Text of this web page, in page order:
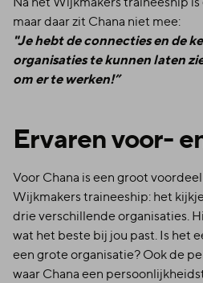
maar daar zit Chana niet mee:
"Je hebt de connecties en de
organisaties te kunnen laten
om er te werken!”
Ervaren voor-
Voor Chana is een groot
Wijkmakers traineeship: het
drie verschillende organisaties.
wat het beste bij jou past. Is het
een grote organisatie? Ook de
waar Chana een